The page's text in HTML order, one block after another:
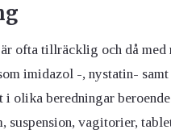
ofta tillräcklig och då med
imidazol -, nystatin- samt
i olika beredningar
suspension, vagitorier,